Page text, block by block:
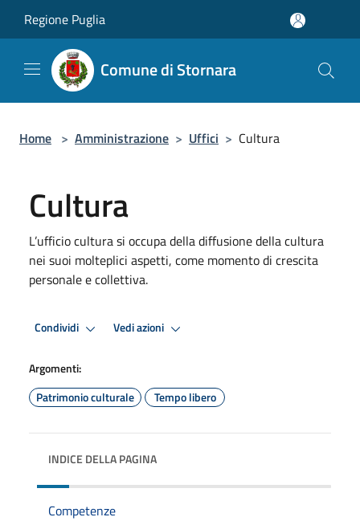
Regione Puglia
Comune di Stornara
Home > Amministrazione > Uffici > Cultura
Cultura
L’ufficio cultura si occupa della diffusione della cultura
nei suoi molteplici aspetti, come momento di crescita
personale e collettiva.
Condividi Vedi azioni
Argomenti:
Patrimonio culturale
Tempo libero
INDICE DELLA PAGINA
Competenze